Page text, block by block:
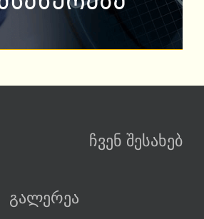
ჩვენ შესახებ
გალერეა